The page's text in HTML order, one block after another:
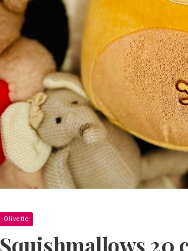
Olivette
Squishmallows 20